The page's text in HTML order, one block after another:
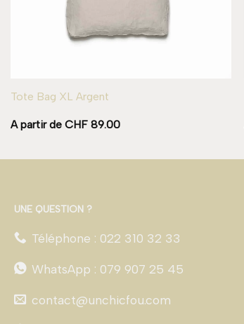
Tote Bag XL Argent
A partir de CHF89.00
UNE QUESTION ?
Téléphone : 022 310 32 33
WhatsApp : 079 907 25 45
contact@unchicfou.com